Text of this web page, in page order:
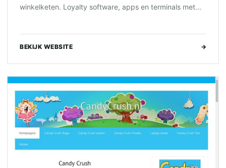
winkelketen. Loyalty software, apps en terminals met...
BEKIJK WEBSITE →